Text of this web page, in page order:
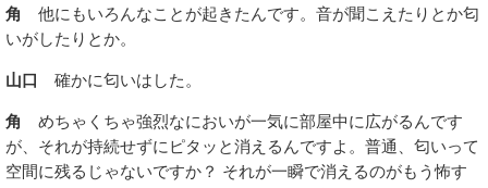
角
他にもいろんなことが起きたんです。音が聞こえたりとか匂
いがしたりとか。
山口 確かに匂いはした。
角
めちゃくちゃ強烈なにおいが一気に部屋中に広がるんです
が、それが持続せずにピタッと消えるんですよ。普通、匂いって
空間に残るじゃないですか？ それが一瞬で消えるのがもう怖す